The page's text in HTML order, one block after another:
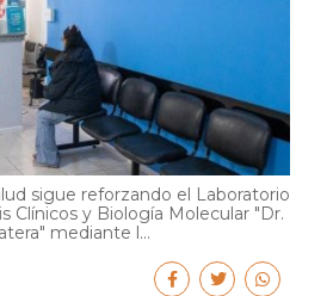
sigue reforzando el Laboratorio
Clínicos y Biología Molecular "Dr.
mediante l...